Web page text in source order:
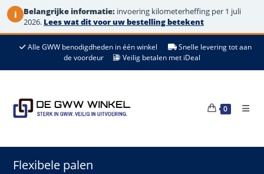
i Belangrijke informatie: invoering kilometerheffing per 1 juli
2026. Lees wat dit voor uw bestelling betekent
de
Alle GWW benodigdheden in één winkel
Snelle levering tot aan
de voordeur
Veilig betalen met iDeal
0
Flexibele palen